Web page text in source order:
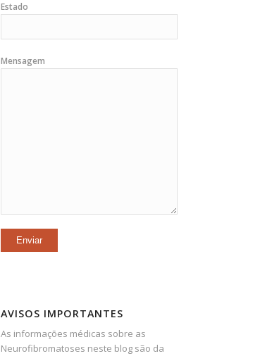
Estado
Mensagem
AVISOS IMPORTANTES
As informações médicas sobre as
Neurofibromatoses neste blog são da